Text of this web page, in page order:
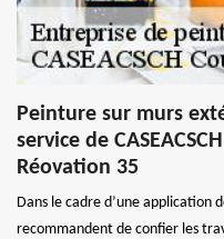
Peinture sur murs
service de
Réovation 35
Dans le cadre d’une application
recommandent de confier les